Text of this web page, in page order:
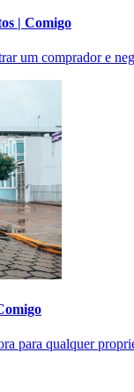
| Comigo
um comprador e
para qualquer